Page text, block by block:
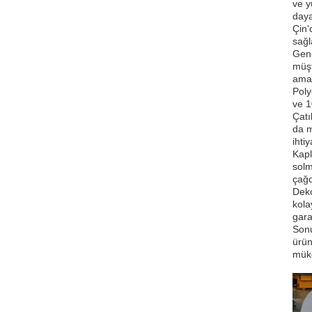
ve
ve
da